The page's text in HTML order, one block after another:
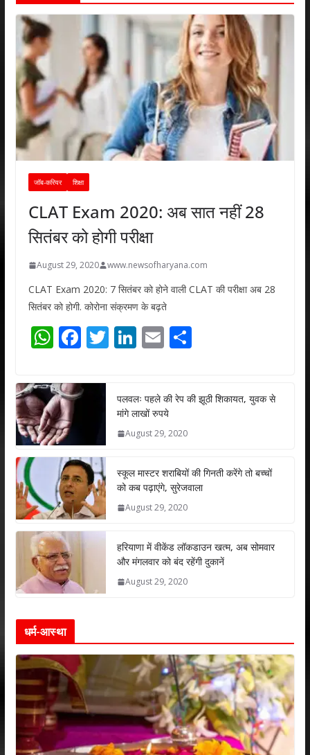
जॉब-करियर शिक्षा
CLAT Exam 2020: अब सात नहीं 28
सितंबर को होगी परीक्षा
August 29, 2020 www.newsofharyana.com
CLAT Exam 2020: 7 सितंबर को होने वाली CLAT की परीक्षा अब 28
सितंबर को होगी. कोरोना संक्रमण के बढ़ते
W
at
s
A
p
p
F
e
b
o
k
T
er
Li
e
dI
n
E
l
S
e
पलवलः पहले की रेप की झूठी शिकायत, युवक से
मांगे लाखों रुपये
August 29, 2020
स्कूल मास्टर शराबियों की गिनती करेंगे तो बच्चों
को कब पढ़ाएंगे, सुरेजवाला
August 29, 2020
हरियाणा में वीकेंड लॉकडाउन खत्म, अब सोमवार
और मंगलवार को बंद रहेंगी दुकानें
August 29, 2020
धर्म-आस्था